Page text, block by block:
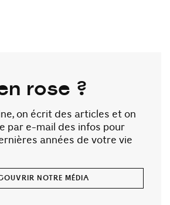
rose ?
on écrit des articles et on
par e-mail des infos pour
années de votre vie
NOTRE MÉDIA